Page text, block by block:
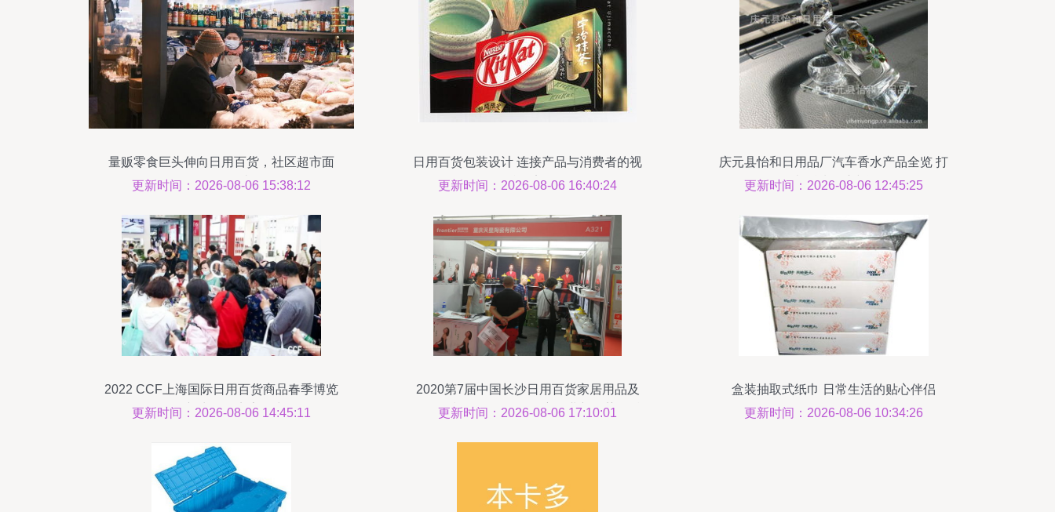
量贩零食巨头伸向日用百货，社区超市面
临致命一击
更新时间：2026-08-06 15:38:12
日用百货包装设计 连接产品与消费者的视
觉桥梁
更新时间：2026-08-06 16:40:24
庆元县怡和日用品厂汽车香水产品全览 打
造舒适驾乘空间
更新时间：2026-08-06 12:45:25
2022 CCF上海国际日用百货商品春季博览
会 创新生活，点亮日常
更新时间：2026-08-06 14:45:11
2020第7届中国长沙日用百货家居用品及
不锈钢餐厨具展览会 洞察行业新趋势，赋
更新时间：2026-08-06 17:10:01
盒装抽取式纸巾 日常生活的贴心伴侣
更新时间：2026-08-06 10:34:26